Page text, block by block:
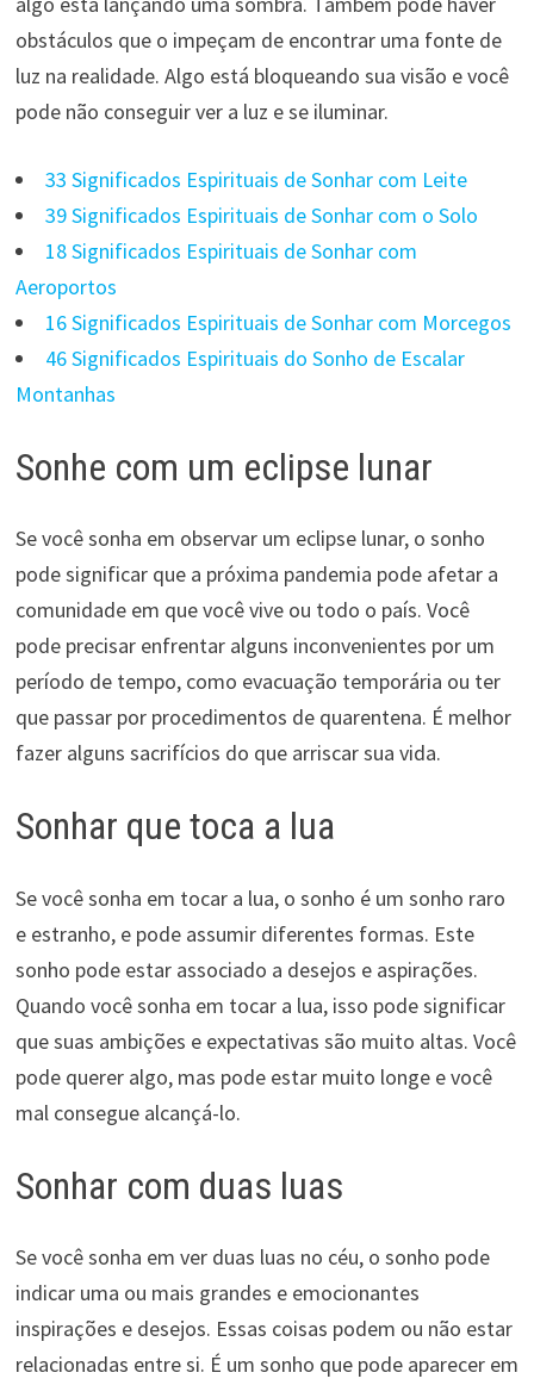
obstáculos que o impeçam de encontrar uma fonte de
luz na realidade. Algo está bloqueando sua visão e você
pode não conseguir ver a luz e se iluminar.
33 Significados Espirituais de Sonhar com Leite
39 Significados Espirituais de Sonhar com o Solo
18 Significados Espirituais de Sonhar com
Aeroportos
16 Significados Espirituais de Sonhar com Morcegos
46 Significados Espirituais do Sonho de Escalar
Montanhas
Sonhe com um eclipse lunar
Se você sonha em observar um eclipse lunar, o sonho
pode significar que a próxima pandemia pode afetar a
comunidade em que você vive ou todo o país. Você
pode precisar enfrentar alguns inconvenientes por um
período de tempo, como evacuação temporária ou ter
que passar por procedimentos de quarentena. É melhor
fazer alguns sacrifícios do que arriscar sua vida.
Sonhar que toca a lua
Se você sonha em tocar a lua, o sonho é um sonho raro
e estranho, e pode assumir diferentes formas. Este
sonho pode estar associado a desejos e aspirações.
Quando você sonha em tocar a lua, isso pode significar
que suas ambições e expectativas são muito altas. Você
pode querer algo, mas pode estar muito longe e você
mal consegue alcançá-lo.
Sonhar com duas luas
Se você sonha em ver duas luas no céu, o sonho pode
indicar uma ou mais grandes e emocionantes
inspirações e desejos. Essas coisas podem ou não estar
relacionadas entre si. É um sonho que pode aparecer em